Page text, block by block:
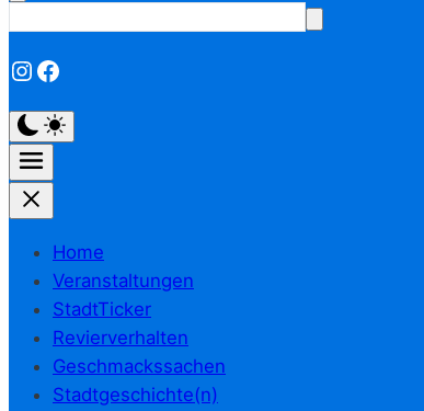
Instagram
Facebook
Home
Veranstaltungen
StadtTicker
Revierverhalten
Geschmackssachen
Stadtgeschichte(n)